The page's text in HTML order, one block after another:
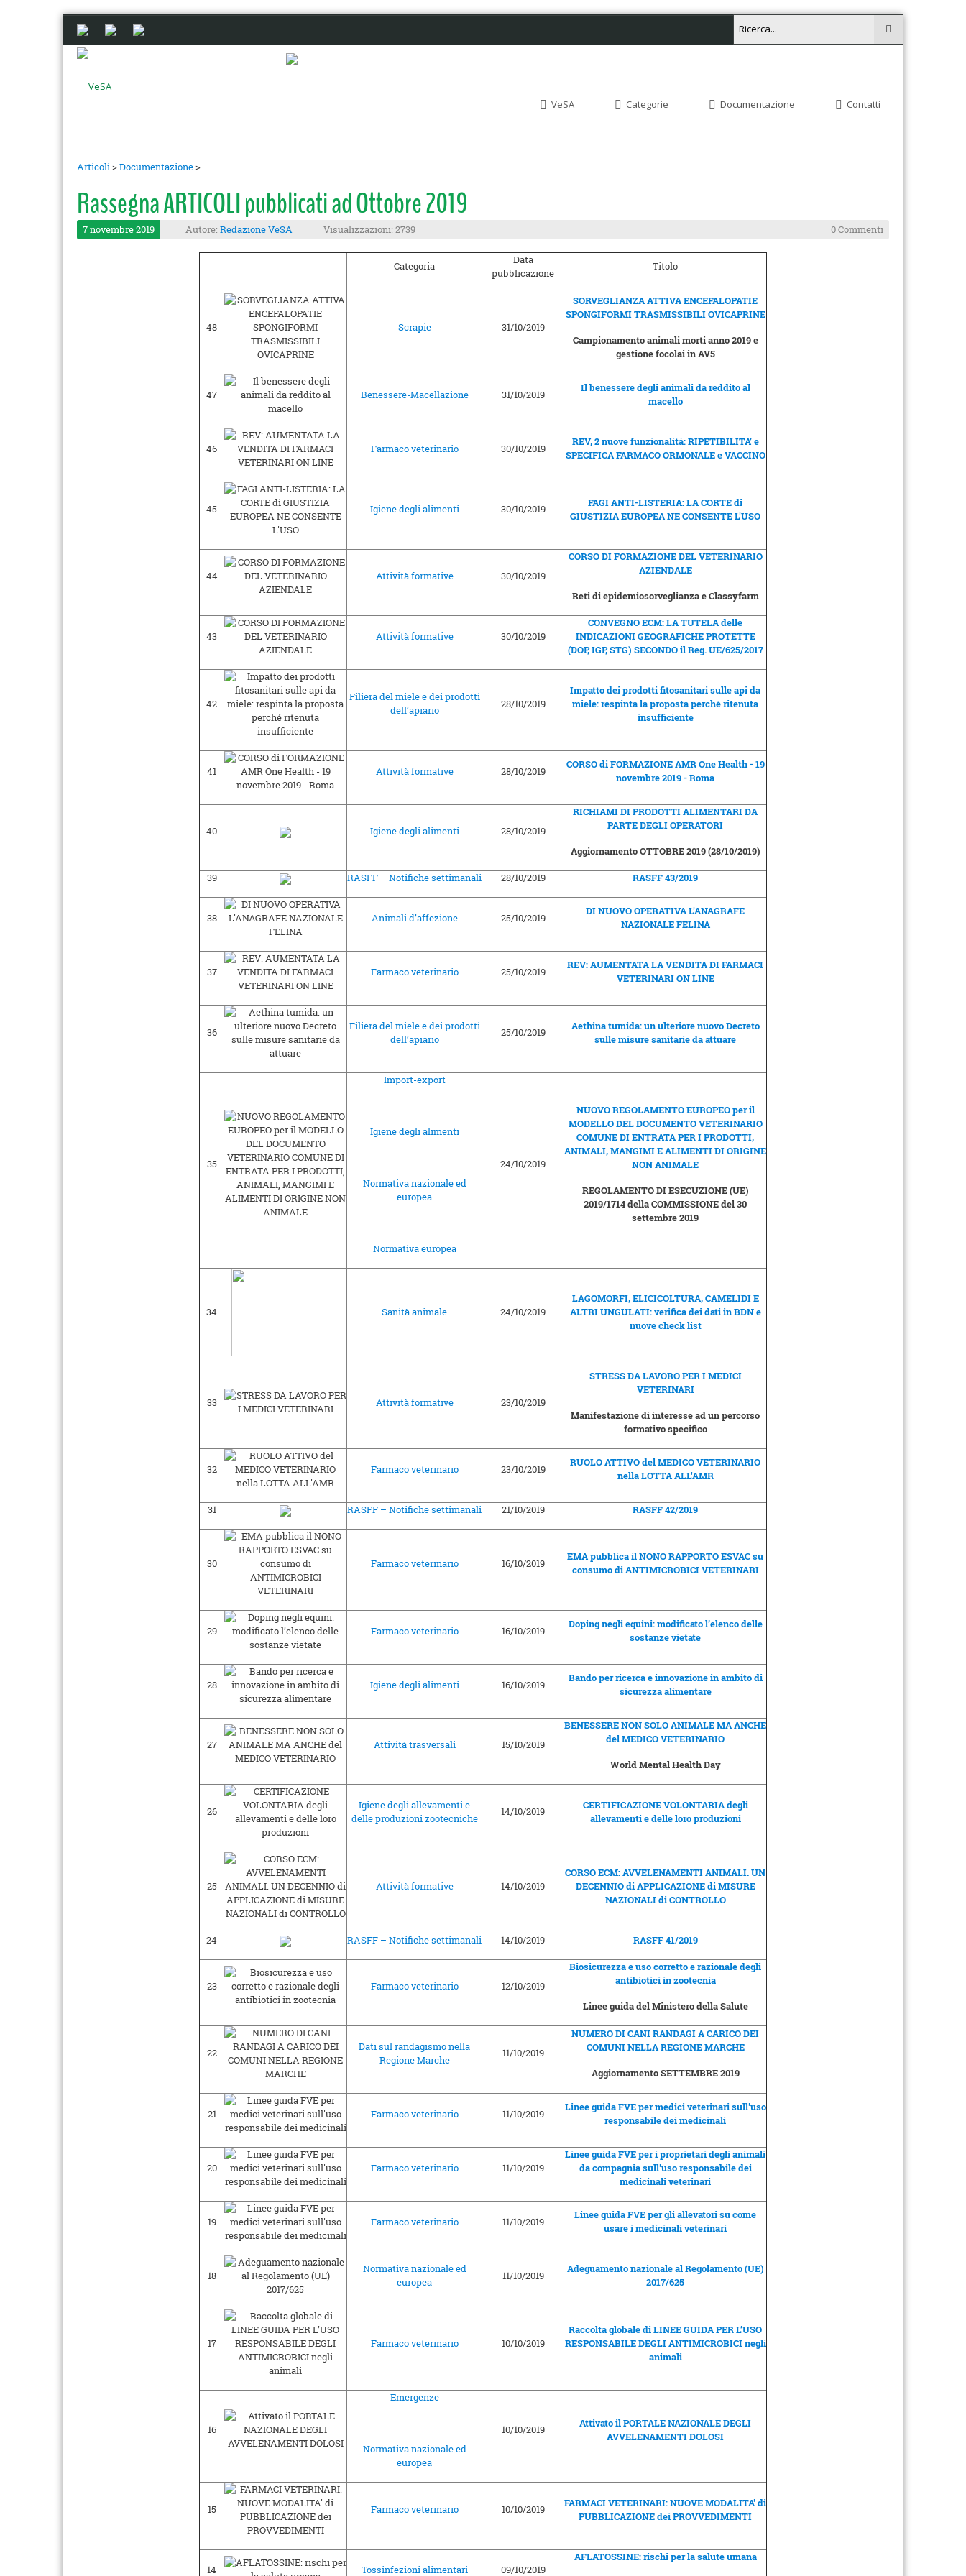
VeSA Categorie Documentazione Contatti
Articoli>Documentazione>
Rassegna ARTICOLI pubblicati ad Ottobre 2019
7 novembre 2019 Autore: Redazione VeSA Visualizzazioni: 2739 0 Commenti
Categoria
Data
pubblicazione
Titolo
48 Scrapie 31/10/2019
SORVEGLIANZA ATTIVA ENCEFALOPATIE
SPONGIFORMI TRASMISSIBILI OVICAPRINE
Campionamento animali morti anno 2019 e
gestione focolai in AV5
47 Benessere-Macellazione 31/10/2019
Il benessere degli animali da reddito al
macello
46 Farmaco veterinario 30/10/2019
REV, 2 nuove funzionalità: RIPETIBILITA’ e
SPECIFICA FARMACO ORMONALE e VACCINO
45 Igiene degli alimenti 30/10/2019
FAGI ANTI-LISTERIA: LA CORTE di
GIUSTIZIA EUROPEA NE CONSENTE L'USO
44 Attività formative 30/10/2019
CORSO DI FORMAZIONE DEL VETERINARIO
AZIENDALE
Reti di epidemiosorveglianza e Classyfarm
43 Attività formative 30/10/2019
CONVEGNO ECM: LA TUTELA delle
INDICAZIONI GEOGRAFICHE PROTETTE
(DOP, IGP, STG) SECONDO il Reg. UE/625/2017
42
Filiera del miele e dei prodotti
dell’apiario
28/10/2019
Impatto dei prodotti fitosanitari sulle api da
miele: respinta la proposta perché ritenuta
insufficiente
41 Attività formative 28/10/2019
CORSO di FORMAZIONE AMR One Health - 19
novembre 2019 - Roma
40 Igiene degli alimenti 28/10/2019
RICHIAMI DI PRODOTTI ALIMENTARI DA
PARTE DEGLI OPERATORI
Aggiornamento OTTOBRE 2019 (28/10/2019)
39 RASFF – Notifiche settimanali 28/10/2019 RASFF 43/2019
38 Animali d’affezione 25/10/2019
DI NUOVO OPERATIVA L'ANAGRAFE
NAZIONALE FELINA
37 Farmaco veterinario 25/10/2019
REV: AUMENTATA LA VENDITA DI FARMACI
VETERINARI ON LINE
36
Filiera del miele e dei prodotti
dell’apiario
25/10/2019
Aethina tumida: un ulteriore nuovo Decreto
sulle misure sanitarie da attuare
35
Import-export
Igiene degli alimenti
Normativa nazionale ed
europea
Normativa europea
24/10/2019
NUOVO REGOLAMENTO EUROPEO per il
MODELLO DEL DOCUMENTO VETERINARIO
COMUNE DI ENTRATA PER I PRODOTTI,
ANIMALI, MANGIMI E ALIMENTI DI ORIGINE
NON ANIMALE
REGOLAMENTO DI ESECUZIONE (UE)
2019/1714 della COMMISSIONE del 30
settembre 2019
34 Sanità animale 24/10/2019
LAGOMORFI, ELICICOLTURA, CAMELIDI E
ALTRI UNGULATI: verifica dei dati in BDN e
nuove check list
33 Attività formative 23/10/2019
STRESS DA LAVORO PER I MEDICI
VETERINARI
Manifestazione di interesse ad un percorso
formativo specifico
32 Farmaco veterinario 23/10/2019
RUOLO ATTIVO del MEDICO VETERINARIO
nella LOTTA ALL'AMR
31 RASFF – Notifiche settimanali 21/10/2019 RASFF 42/2019
30 Farmaco veterinario 16/10/2019
EMA pubblica il NONO RAPPORTO ESVAC su
consumo di ANTIMICROBICI VETERINARI
29 Farmaco veterinario 16/10/2019
Doping negli equini: modificato l’elenco delle
sostanze vietate
28 Igiene degli alimenti 16/10/2019
Bando per ricerca e innovazione in ambito di
sicurezza alimentare
27 Attività trasversali 15/10/2019
BENESSERE NON SOLO ANIMALE MA ANCHE
del MEDICO VETERINARIO
World Mental Health Day
26
Igiene degli allevamenti e
delle produzioni zootecniche
14/10/2019
CERTIFICAZIONE VOLONTARIA degli
allevamenti e delle loro produzioni
25 Attività formative 14/10/2019
CORSO ECM: AVVELENAMENTI ANIMALI. UN
DECENNIO di APPLICAZIONE di MISURE
NAZIONALI di CONTROLLO
24 RASFF – Notifiche settimanali 14/10/2019 RASFF 41/2019
23 Farmaco veterinario 12/10/2019
Biosicurezza e uso corretto e razionale degli
antibiotici in zootecnia
Linee guida del Ministero della Salute
22
Dati sul randagismo nella
Regione Marche
11/10/2019
NUMERO DI CANI RANDAGI A CARICO DEI
COMUNI NELLA REGIONE MARCHE
Aggiornamento SETTEMBRE 2019
21 Farmaco veterinario 11/10/2019
Linee guida FVE per medici veterinari sull'uso
responsabile dei medicinali
20 Farmaco veterinario 11/10/2019
Linee guida FVE per i proprietari degli animali
da compagnia sull'uso responsabile dei
medicinali veterinari
19 Farmaco veterinario 11/10/2019
Linee guida FVE per gli allevatori su come
usare i medicinali veterinari
18
Normativa nazionale ed
europea
11/10/2019
Adeguamento nazionale al Regolamento (UE)
2017/625
17 Farmaco veterinario 10/10/2019
Raccolta globale di LINEE GUIDA PER L’USO
RESPONSABILE DEGLI ANTIMICROBICI negli
animali
16
Emergenze
Normativa nazionale ed
europea
10/10/2019
Attivato il PORTALE NAZIONALE DEGLI
AVVELENAMENTI DOLOSI
15 Farmaco veterinario 10/10/2019
FARMACI VETERINARI: NUOVE MODALITA' di
PUBBLICAZIONE dei PROVVEDIMENTI
14 Tossinfezioni alimentari 09/10/2019
AFLATOSSINE: rischi per la salute umana